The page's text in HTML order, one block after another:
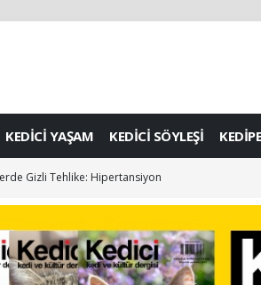
KEDİCİ YAŞAM KEDİCİ SÖYLEŞİ
Gizli Tehlike: Hipertansiyon